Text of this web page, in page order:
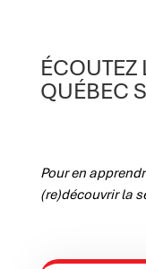
QUÉBEC
Pour en
(re)découvrir la